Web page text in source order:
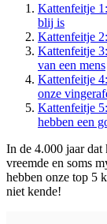
Kattenfeitje
blij is
Kattenfeitje
Kattenfeitje
van een mens
Kattenfeitje
onze
Kattenfeitje
hebben een
In de 4.000 jaar dat
vreemde en soms
hebben onze top 5
niet kende!